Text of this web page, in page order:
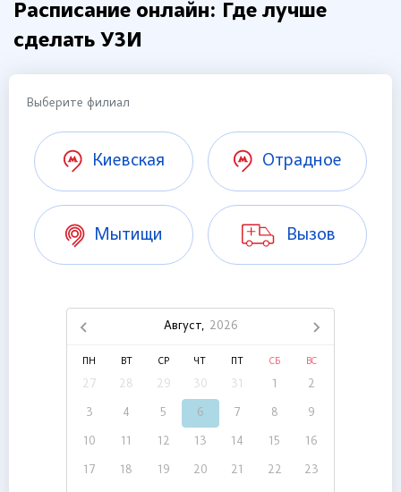
Расписание онлайн: Где лучше
сделать УЗИ
Выберите филиал
Киевская Отрадное
Мытищи Вызов
Август, 2026
ПН ВТ СР ЧТ СБ ВС
27 28 29 30 31 1 2
3 4 5 6 7 8 9
10 11 12 13 14 15 16
17 18 19 20 21 22 23